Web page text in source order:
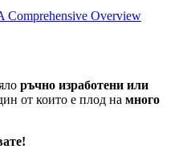
Comprehensive Overview
ръчно изработени или
от които е плод на много